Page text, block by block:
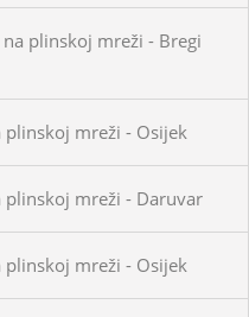
plinskoj mreži - Bregi
mreži - Osijek
mreži - Daruvar
mreži - Osijek